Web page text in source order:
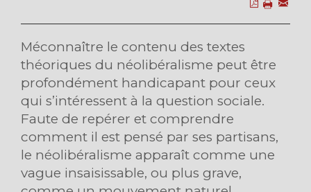
Méconnaître le contenu des textes
théoriques du néolibéralisme peut être
profondément handicapant pour ceux
qui s’intéressent à la question sociale.
Faute de repérer et comprendre
comment il est pensé par ses partisans,
le néolibéralisme apparaît comme une
vague insaisissable, ou plus grave,